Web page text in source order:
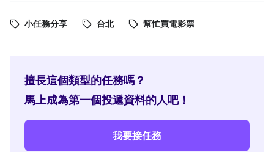
小任務分享 台北 幫忙買電影票
擅長這個類型的任務嗎？
馬上成為第一個投遞資料的人吧！
我要接任務